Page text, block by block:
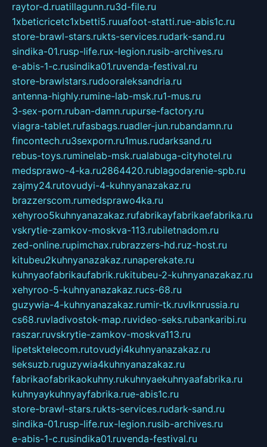
raytor-d.ruatillagunn.ru3d-file.ru
1xbeticricetc1xbetti5.ruuafoot-statti.rue-abis1c.ru
store-brawl-stars.rukts-services.rudark-sand.ru
sindika-01.rusp-life.rux-legion.rusib-archives.ru
e-abis-1-c.rusindika01.ruvenda-festival.ru
store-brawlstars.rudooraleksandria.ru
antenna-highly.rumine-lab-msk.ru1-mus.ru
3-sex-porn.ruban-damn.rupurse-factory.ru
viagra-tablet.rufasbags.ruadler-jun.rubandamn.ru
fincontech.ru3sexporn.ru1mus.rudarksand.ru
rebus-toys.ruminelab-msk.rualabuga-cityhotel.ru
medsprawo-4-ka.ru2864420.rublagodarenie-spb.ru
zajmy24.rutovudyi-4-kuhnyanazakaz.ru
brazzerscom.rumedsprawo4ka.ru
xehyroo5kuhnyanazakaz.rufabrikayfabrikaefabrika.ru
vskrytie-zamkov-moskva-113.rubiletnadom.ru
zed-online.rupimchax.rubrazzers-hd.ruz-host.ru
kitubeu2kuhnyanazakaz.runaperekate.ru
kuhnyaofabrikaufabrik.rukitubeu-2-kuhnyanazakaz.ru
xehyroo-5-kuhnyanazakaz.rucs-68.ru
guzywia-4-kuhnyanazakaz.rumir-tk.ruvlknrussia.ru
cs68.ruvladivostok-map.ruvideo-seks.rubankaribi.ru
raszar.ruvskrytie-zamkov-moskva113.ru
lipetsktelecom.rutovudyi4kuhnyanazakaz.ru
seksuzb.ruguzywia4kuhnyanazakaz.ru
fabrikaofabrikaokuhny.rukuhnyaekuhnyaafabrika.ru
kuhnyaykuhnyayfabrika.rue-abis1c.ru
store-brawl-stars.rukts-services.rudark-sand.ru
sindika-01.rusp-life.rux-legion.rusib-archives.ru
e-abis-1-c.rusindika01.ruvenda-festival.ru